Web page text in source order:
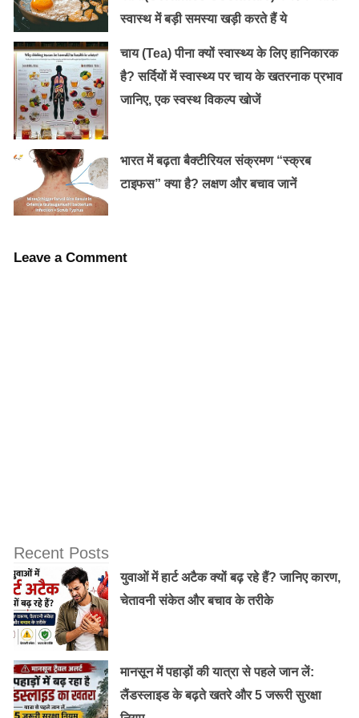
स्वास्थ में बड़ी समस्या खड़ी करते हैं ये
चाय (Tea) पीना क्यों स्वास्थ्य के लिए हानिकारक
है? सर्दियों में स्वास्थ्य पर चाय के खतरनाक प्रभाव
जानिए, एक स्वस्थ विकल्प खोजें
भारत में बढ़ता बैक्टीरियल संक्रमण “स्क्रब
टाइफस” क्या है? लक्षण और बचाव जानें
Leave a Comment
Recent Posts
युवाओं में हार्ट अटैक क्यों बढ़ रहे हैं? जानिए कारण,
चेतावनी संकेत और बचाव के तरीके
मानसून में पहाड़ों की यात्रा से पहले जान लें:
लैंडस्लाइड के बढ़ते खतरे और 5 जरूरी सुरक्षा